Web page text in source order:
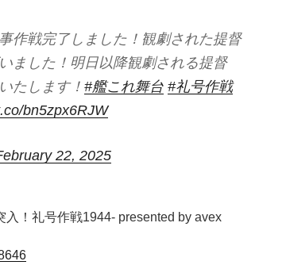
作戦完了しました！観劇された提督
ました！明日以降観劇される提督
たします！ #艦これ舞台 #礼号作戦
bn5zpx6RJW
22, 2025
！礼号作戦1944- presented by avex